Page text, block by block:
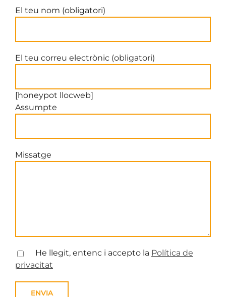
El teu nom (obligatori)
El teu correu electrònic (obligatori)
[honeypot llocweb]
Assumpte
Missatge
He llegit, entenc i accepto la Política de
privacitat